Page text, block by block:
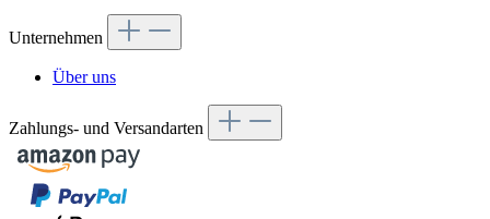
Unternehmen
Über uns
Zahlungs- und Versandarten